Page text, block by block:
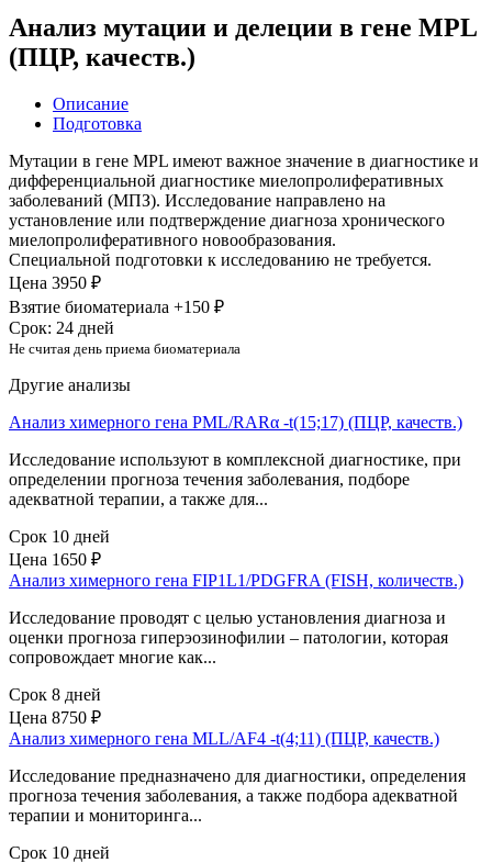
Анализ мутации и делеции в гене MPL
(ПЦР, качеств.)
Описание
Подготовка
Мутации в гене MPL имеют важное значение в диагностике и
дифференциальной диагностике миелопролиферативных
заболеваний (МПЗ). Исследование направлено на
установление или подтверждение диагноза хронического
миелопролиферативного новообразования.
Специальной подготовки к исследованию не требуется.
Цена 3950 ₽
Взятие биоматериала +150 ₽
Срок: 24 дней
Не считая день приема биоматериала
Другие анализы
Анализ химерного гена PML/RARα -t(15;17) (ПЦР, качеств.)
Исследование используют в комплексной диагностике, при
определении прогноза течения заболевания, подборе
адекватной терапии, а также для...
Срок 10 дней
Цена 1650 ₽
Анализ химерного гена FIP1L1/PDGFRA (FISH, количеств.)
Исследование проводят с целью установления диагноза и
оценки прогноза гиперэозинофилии – патологии, которая
сопровождает многие как...
Срок 8 дней
Цена 8750 ₽
Анализ химерного гена MLL/AF4 -t(4;11) (ПЦР, качеств.)
Исследование предназначено для диагностики, определения
прогноза течения заболевания, а также подбора адекватной
терапии и мониторинга...
Срок 10 дней